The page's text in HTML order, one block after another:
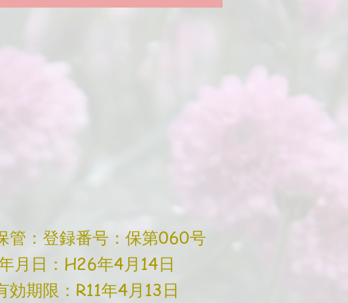
管：登録番号：保第060号
：H26年4月14日
：R11年4月13日